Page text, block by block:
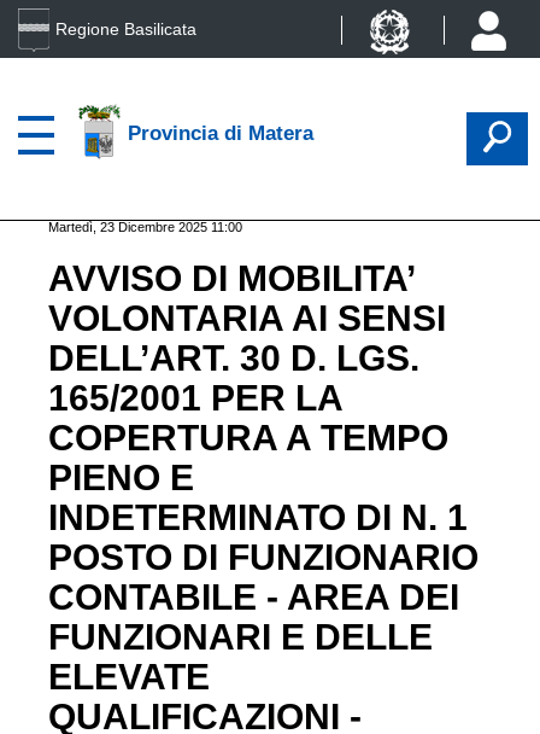
Regione Basilicata
Provincia di Matera
Martedì, 23 Dicembre 2025 11:00
AVVISO DI MOBILITA’
VOLONTARIA AI SENSI
DELL’ART. 30 D. LGS.
165/2001 PER LA
COPERTURA A TEMPO
PIENO E
INDETERMINATO DI N. 1
POSTO DI FUNZIONARIO
CONTABILE - AREA DEI
FUNZIONARI E DELLE
ELEVATE
QUALIFICAZIONI -